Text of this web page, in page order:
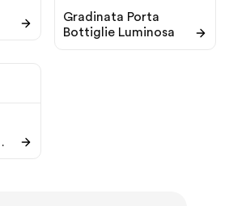
Gradinata Porta
Bottiglie Luminosa